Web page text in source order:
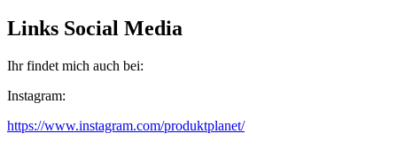
Links Social Media
Ihr findet mich auch bei:
Instagram:
https://www.instagram.com/produktplanet/